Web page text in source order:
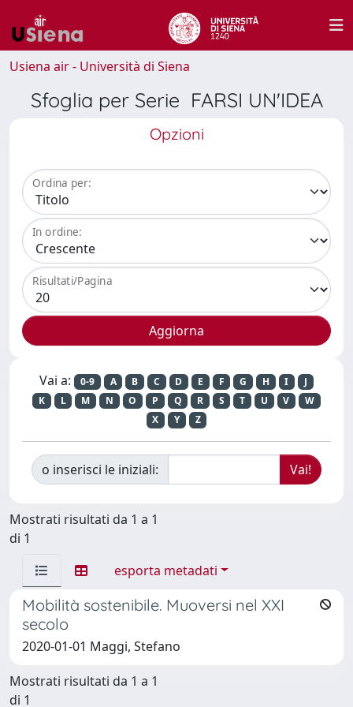
Usiena air - Università di Siena
Sfoglia per Serie FARSI UN'IDEA
Opzioni
Ordina per:
In ordine:
Risultati/Pagina
Vai a: 0-9 A B C D E F G H I
J
K
L M N O P Q R S T U V
W
X
Y Z
o inserisci le iniziali:
Mostrati risultati da 1 a 1
di 1
esporta metadati
Mobilità sostenibile. Muoversi nel XXI
secolo
2020-01-01 Maggi, Stefano
Mostrati risultati da 1 a 1
di 1